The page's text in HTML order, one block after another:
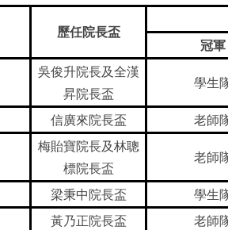
歷任院長盃
冠軍
吳俊升院長及全漢
昇院長盃
學生
信廣來院長盃 老師
梅貽寶院長及林聰
標院長盃
老師
梁秉中院長盃 學生
黃乃正院長盃 老師